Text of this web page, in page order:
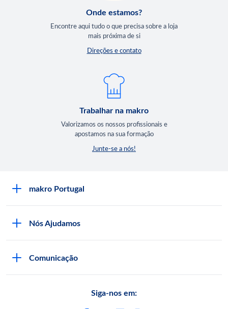
Onde estamos?
Encontre aqui tudo o que precisa sobre a loja
mais próxima de si
Direções e contato
Trabalhar na makro
Valorizamos os nossos profissionais e
apostamos na sua formação
Junte-se a nós!
makro Portugal
Nós Ajudamos
Comunicação
Siga-nos em: